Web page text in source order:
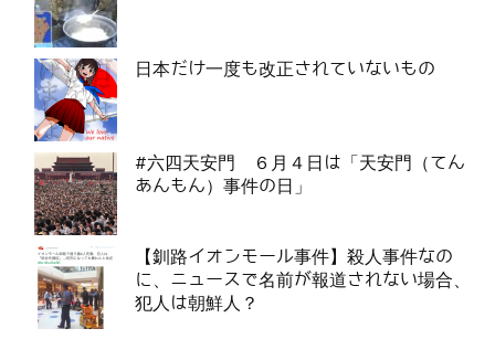
日本だけ一度も改正されていないもの
#六四天安門 ６月４日は「天安門（てん
あんもん）事件の日」
【釧路イオンモール事件】殺人事件なの
に、ニュースで名前が報道されない場合、
犯人は朝鮮人？